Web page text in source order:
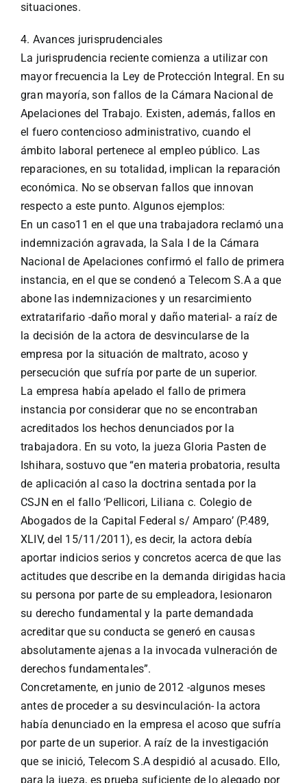
situaciones.
4. Avances jurisprudenciales
La jurisprudencia reciente comienza a utilizar con
mayor frecuencia la Ley de Protección Integral. En su
gran mayoría, son fallos de la Cámara Nacional de
Apelaciones del Trabajo. Existen, además, fallos en
el fuero contencioso administrativo, cuando el
ámbito laboral pertenece al empleo público. Las
reparaciones, en su totalidad, implican la reparación
económica. No se observan fallos que innovan
respecto a este punto. Algunos ejemplos:
En un caso11 en el que una trabajadora reclamó una
indemnización agravada, la Sala I de la Cámara
Nacional de Apelaciones confirmó el fallo de primera
instancia, en el que se condenó a Telecom S.A a que
abone las indemnizaciones y un resarcimiento
extratarifario -daño moral y daño material- a raíz de
la decisión de la actora de desvincularse de la
empresa por la situación de maltrato, acoso y
persecución que sufría por parte de un superior.
La empresa había apelado el fallo de primera
instancia por considerar que no se encontraban
acreditados los hechos denunciados por la
trabajadora. En su voto, la jueza Gloria Pasten de
Ishihara, sostuvo que “en materia probatoria, resulta
de aplicación al caso la doctrina sentada por la
CSJN en el fallo ‘Pellicori, Liliana c. Colegio de
Abogados de la Capital Federal s/ Amparo’ (P.489,
XLIV, del 15/11/2011), es decir, la actora debía
aportar indicios serios y concretos acerca de que las
actitudes que describe en la demanda dirigidas hacia
su persona por parte de su empleadora, lesionaron
su derecho fundamental y la parte demandada
acreditar que su conducta se generó en causas
absolutamente ajenas a la invocada vulneración de
derechos fundamentales”.
Concretamente, en junio de 2012 -algunos meses
antes de proceder a su desvinculación- la actora
había denunciado en la empresa el acoso que sufría
por parte de un superior. A raíz de la investigación
que se inició, Telecom S.A despidió al acusado. Ello,
para la jueza, es prueba suficiente de lo alegado por